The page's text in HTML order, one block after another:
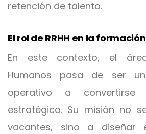
retención de talento.
El rol de RRHH en la
En este contexto, el
Humanos pasa de ser
operativo a
estratégico. Su misión no
vacantes, sino a diseñar